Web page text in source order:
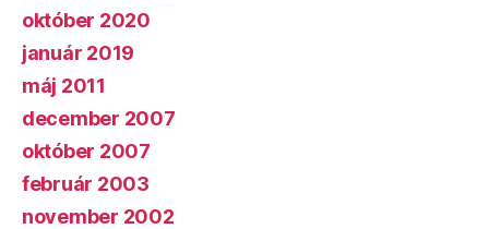
október 2020
január 2019
máj 2011
december 2007
október 2007
február 2003
november 2002